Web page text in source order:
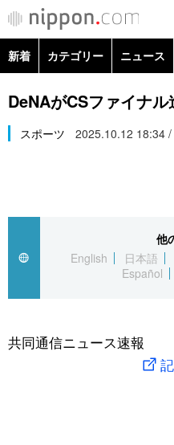
社会
旅と暮らし
新着 カテゴリー ニュース
政治・外交
経済・ビジネス
社会
文化
科学・技術
暮らし
DeNAがCSファイナル
スポーツ 2025.10.12 18:34
他
English
日本語
Español
共同通信ニュース速報